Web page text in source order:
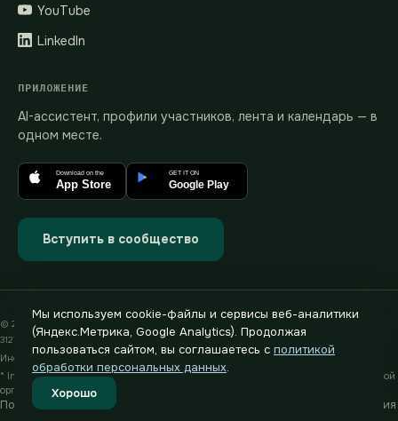
YouTube
LinkedIn
ПРИЛОЖЕНИЕ
AI-ассистент, профили участников, лента и календарь — в
одном месте.
Download on the
App Store
GET IT ON
Google Play
Вступить в сообщество
© 2019–2026 heg.ai · ИП Хегай Павел Валентинович · ИНН 772880589233 · ОГРНИП
312774624400791
Информация на сайте носит рекламный характер
* Instagram и Facebook принадлежат компании Meta, признанной экстремистской
организацией, деятельность которой запрещена на территории РФ
Политика обработки ПД Договор присоединения
Мы используем cookie-файлы и сервисы веб-аналитики
(Яндекс.Метрика, Google Analytics). Продолжая
пользоваться сайтом, вы соглашаетесь с политикой
обработки персональных данных.
Хорошо